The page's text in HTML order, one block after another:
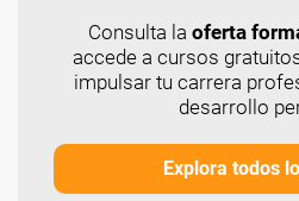
Consulta la oferta
accede a cursos
impulsar tu carrera
desarrollo
Explora todos